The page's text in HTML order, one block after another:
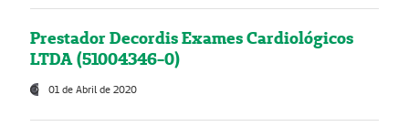
Prestador Decordis Exames Cardiológicos
LTDA (51004346-0)
01 de Abril de 2020